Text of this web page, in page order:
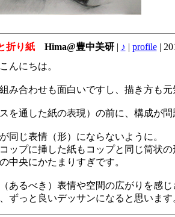
折り紙 Hima@豊中美研 | ♪ | profile|
んにちは。
み合わせも面白いですし、描き方も
を通した紙の表現）の前に、構成が問
同じ表情（形）にならないように。
ップに挿した紙もコップと同じ筒状の
中央にかたまりすぎです。
あるべき）表情や空間の広がりを感じ
ずっと良いデッサンになると思います